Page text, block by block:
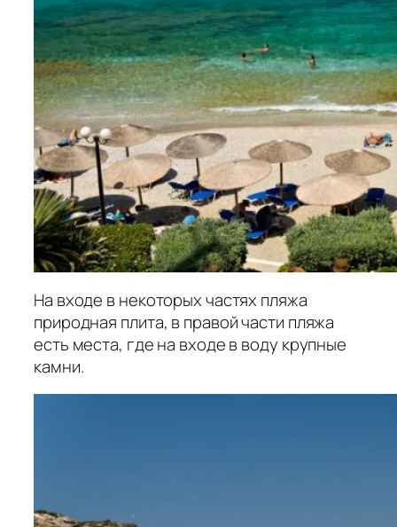
На входе в некоторых частях пляжа
природная плита, в правой части пляжа
есть места, где на входе в воду крупные
камни.